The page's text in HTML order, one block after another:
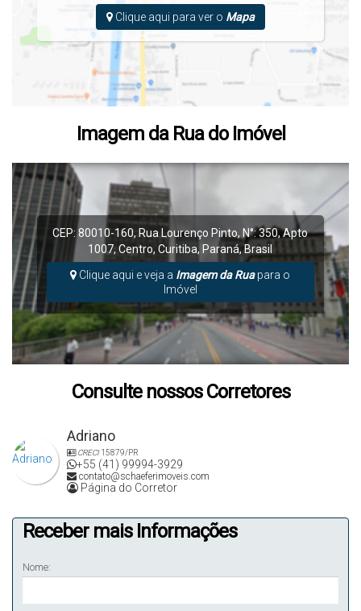
Clique aqui para ver o Mapa
Imagem da Rua do Imóvel
CEP: 80010-160, Rua Lourenço Pinto, N°:350,Apto
1007,Centro,Curitiba, Paraná,Brasil
Clique aqui e veja a Imagem da Ruapara o
Imóvel
Consulte nossos Corretores
Adriano
CRECI15879/PR
+55 (41) 99994-3929
contato@schaeferimoveis.com
Página do Corretor
Receber mais Informações
Nome: